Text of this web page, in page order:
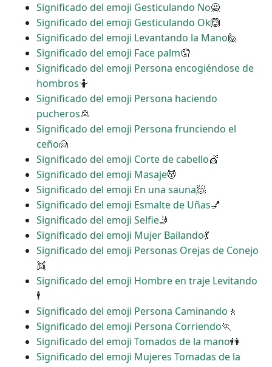
Significado del emoji Gesticulando No🙅
Significado del emoji Gesticulando Ok🙆
Significado del emoji Levantando la Mano🙋
Significado del emoji Face palm🤦
Significado del emoji Persona encogiéndose de
hombros🤷
Significado del emoji Persona haciendo
pucheros🙎
Significado del emoji Persona frunciendo el
ceño🙍
Significado del emoji Corte de cabello💇
Significado del emoji Masaje💆
Significado del emoji En una sauna🧖
Significado del emoji Esmalte de Uñas💅
Significado del emoji Selfie🤳
Significado del emoji Mujer Bailando💃
Significado del emoji Personas Orejas de Conejo
👯
Significado del emoji Hombre en traje Levitando
🕴
Significado del emoji Persona Caminando 🚶
Significado del emoji Persona Corriendo🏃
Significado del emoji Tomados de la mano👫
Significado del emoji Mujeres Tomadas de la